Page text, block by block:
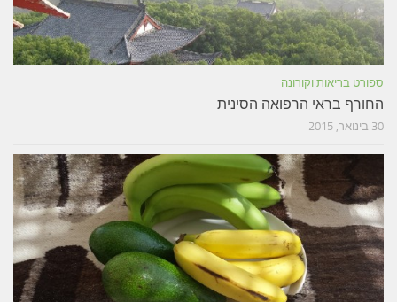
ספורט בריאות וקורונה
החורף בראי הרפואה הסינית
30 בינואר, 2015